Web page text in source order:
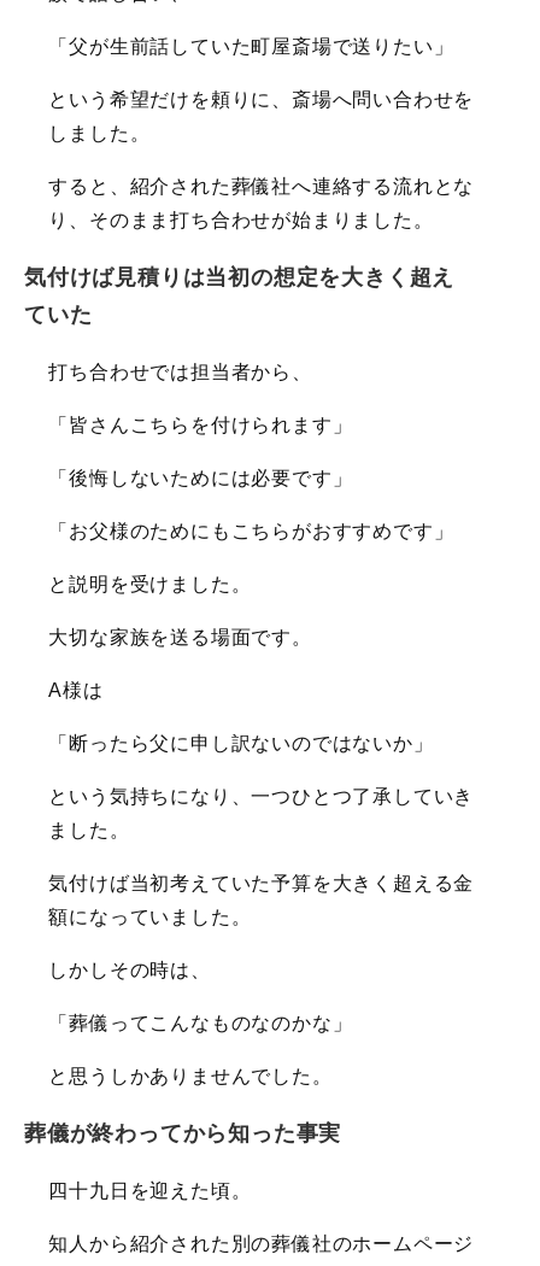
「父が生前話していた町屋斎場で送りたい」
という希望だけを頼りに、斎場へ問い合わせを
しました。
すると、紹介された葬儀社へ連絡する流れとな
り、そのまま打ち合わせが始まりました。
気付けば見積りは当初の想定を大きく超え
ていた
打ち合わせでは担当者から、
「皆さんこちらを付けられます」
「後悔しないためには必要です」
「お父様のためにもこちらがおすすめです」
と説明を受けました。
大切な家族を送る場面です。
A様は
「断ったら父に申し訳ないのではないか」
という気持ちになり、一つひとつ了承していき
ました。
気付けば当初考えていた予算を大きく超える金
額になっていました。
しかしその時は、
「葬儀ってこんなものなのかな」
と思うしかありませんでした。
葬儀が終わってから知った事実
四十九日を迎えた頃。
知人から紹介された別の葬儀社のホームページ